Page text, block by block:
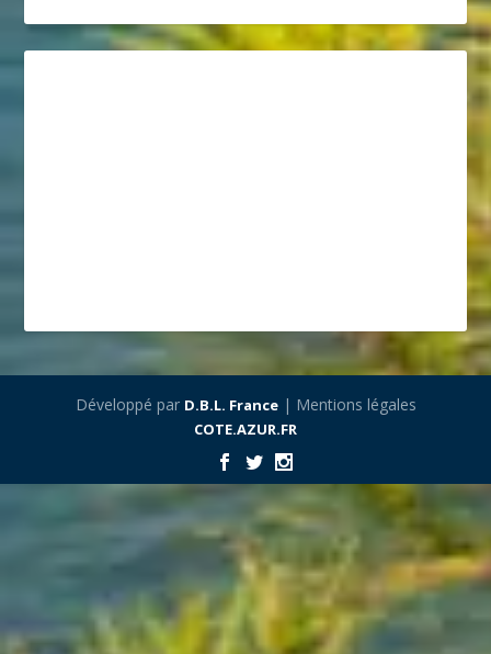
Développé par D.B.L. France| Mentions légales
COTE.AZUR.FR